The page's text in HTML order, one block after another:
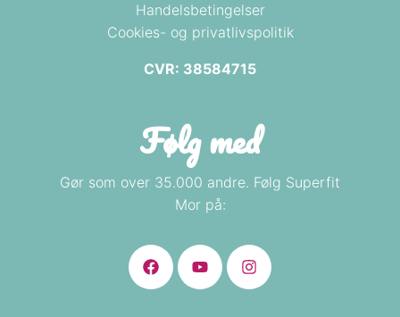
Handelsbetingelser
Cookies- og privatlivspolitik
CVR: 38584715
Følg med
Gør som over 35.000 andre. Følg Superfit
Mor på: